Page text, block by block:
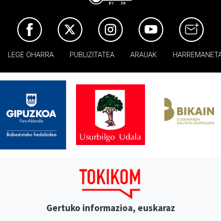
LEGE OHARRA PUBLIZITATEA ARAUAK
Gertuko informazioa, euskaraz